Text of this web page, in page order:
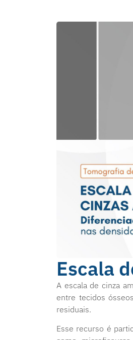
Escala
A escala de cinza
entre tecidos
residuais.
Esse recurso é